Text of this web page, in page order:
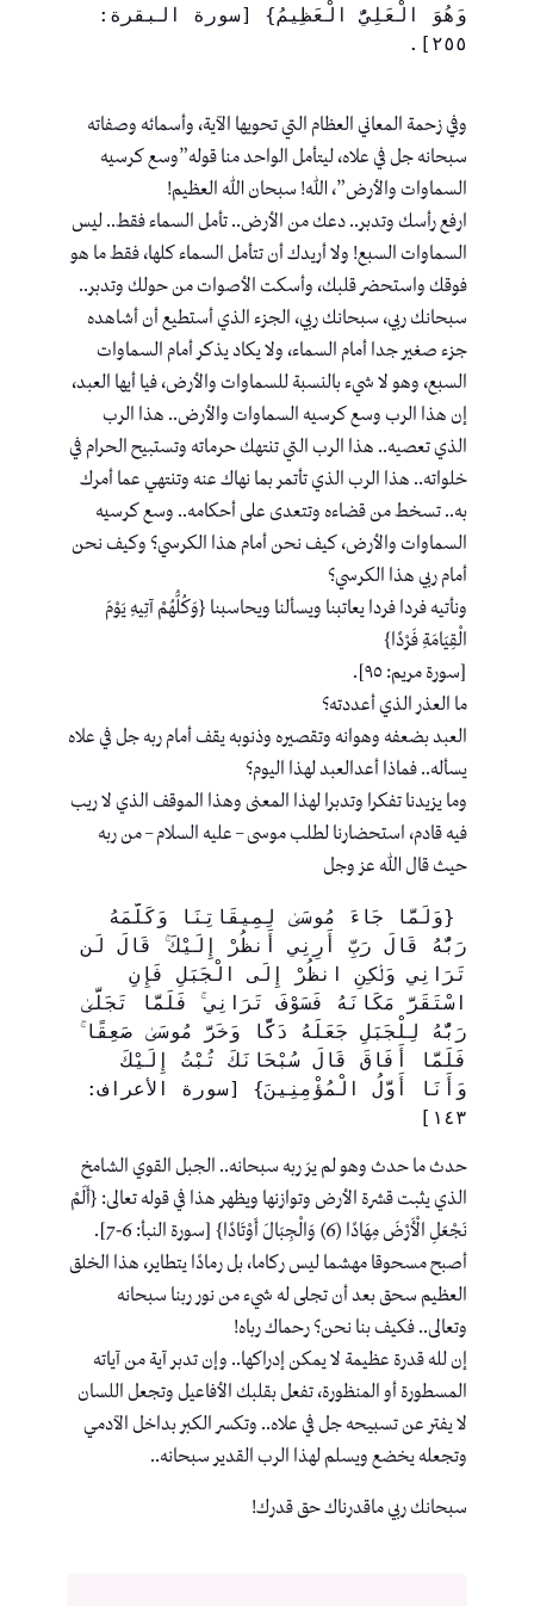
٢٥٥].
وفي زحمة المعاني العظام التي تحويها الآية، وأسمائه وصفاته
سبحانه جل في علاه، ليتأمل الواحد منا قوله”وسع كرسيه
السماوات والأرض”، الله! سبحان الله العظيم!
ارفع رأسك وتدبر.. دعك من الأرض.. تأمل السماء فقط.. ليس
السماوات السبع! ولا أريدك أن تتأمل السماء كلها، فقط ما هو
فوقك واستحضر قلبك، وأسكت الأصوات من حولك وتدبر..
سبحانك ربي، سبحانك ربي، الجزء الذي أستطيع أن أشاهده
جزء صغير جدا أمام السماء، ولا يكاد يذكر أمام السماوات
السبع، وهو لا شيء بالنسبة للسماوات والأرض، فيا أيها العبد،
إن هذا الرب وسع كرسيه السماوات والأرض.. هذا الرب
الذي تعصيه.. هذا الرب التي تنتهك حرماته وتستبيح الحرام في
خلواته.. هذا الرب الذي تأتمر بما نهاك عنه وتنتهي عما أمرك
به.. تسخط من قضاءه وتتعدى على أحكامه.. وسع كرسيه
السماوات والأرض، كيف نحن أمام هذا الكرسي؟ وكيف نحن
أمام ربي هذا الكرسي؟
ونأتيه فردا فردا يعاتبنا ويسألنا ويحاسبنا {وَكُلُّهُمْ آتِيهِ يَوْمَ
الْقِيَامَةِ فَرْدًا}
[سورة مريم: ٩٥].
ما العذر الذي أعددته؟
العبد بضعفه وهوانه وتقصيره وذنوبه يقف أمام ربه جل في علاه
يسأله.. فماذا أعدالعبد لهذا اليوم؟
وما يزيدنا تفكرا وتدبرا لهذا المعنى وهذا الموقف الذي لا ريب
فيه قادم، استحضارنا لطلب موسى – عليه السلام – من ربه
حيث قال الله عز وجل
رَبُّهُ قَالَ رَبِّ أَرِنِي أَنظُرْ إِلَيْكَ ۚ قَالَ لَن
فَلَمَّا أَفَاقَ قَالَ سُبْحَانَكَ تُبْتُ إِلَيْكَ
١٤٣]
حدث ما حدث وهو لم يرَ ربه سبحانه.. الجبل القوي الشامخ
الذي يثبت قشرة الأرض وتوازنها ويظهر هذا في قوله تعالى: {أَلَمْ
نَجْعَلِ الْأَرْضَ مِهَادًا (6) وَالْجِبَالَ أَوْتَادًا} [سورة النبأ: 6-7].
أصبح مسحوقا مهشما ليس ركاما، بل رمادًا يتطاير، هذا الخلق
العظيم سحق بعد أن تجلى له شيء من نور ربنا سبحانه
وتعالى.. فكيف بنا نحن؟ رحماك رباه!
إن لله قدرة عظيمة لا يمكن إدراكها.. وإن تدبر آية من آياته
المسطورة أو المنظورة، تفعل بقلبك الأفاعيل وتجعل اللسان
لا يفتر عن تسبيحه جل في علاه.. وتكسر الكبر بداخل الآدمي
وتجعله يخضع ويسلم لهذا الرب القدير سبحانه..
سبحانك ربي ماقدرناك حق قدرك!